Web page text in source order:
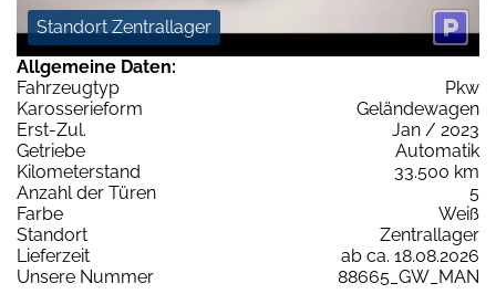
Standort Zentrallager
Allgemeine Daten:
Fahrzeugtyp
Pkw
Karosserieform
Geländewagen
Erst-Zul.
Jan / 2023
Getriebe
Automatik
Kilometerstand
33.500 km
Anzahl der Türen
5
Farbe
Weiß
Standort
Zentrallager
Lieferzeit
ab ca. 18.08.2026
Unsere Nummer
88665_GW_MAN